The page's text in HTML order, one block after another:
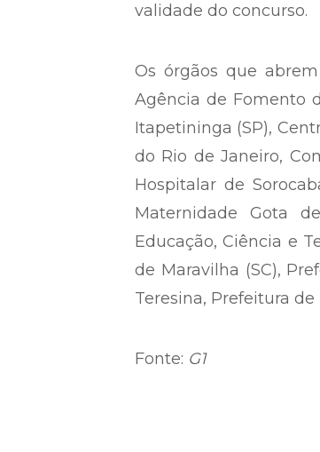
validade do concurso.
Os órgãos que
Agência de Fomento
Itapetininga (SP),
do Rio de Janeiro,
Hospitalar de
Maternidade Gota
Educação, Ciência e
de Maravilha (SC),
Teresina, Prefeitura de
Fonte: G1